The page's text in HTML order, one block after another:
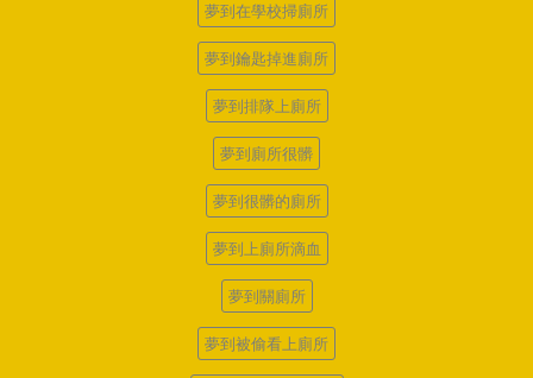
夢到在學校掃廁所
夢到鑰匙掉進廁所
夢到排隊上廁所
夢到廁所很髒
夢到很髒的廁所
夢到上廁所滴血
夢到關廁所
夢到被偷看上廁所